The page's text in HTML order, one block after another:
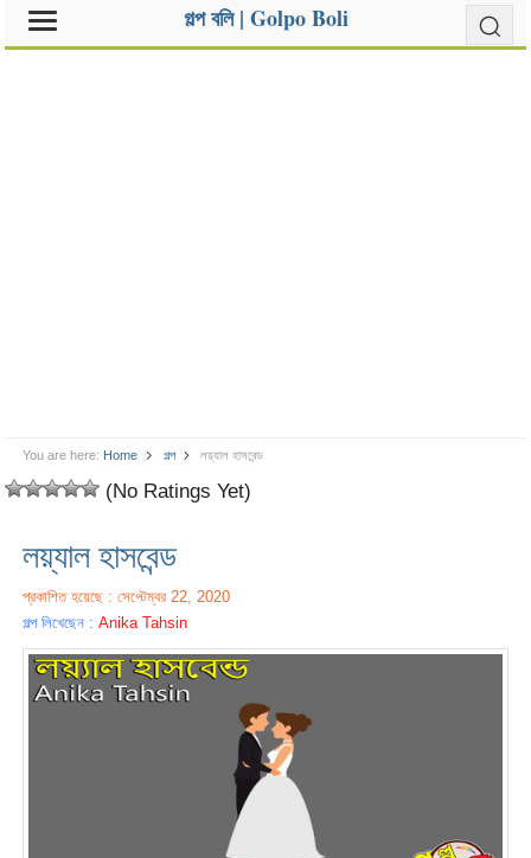
গল্প বলি | Golpo Boli
You are here: Home গল্প লয়্যাল হাসবেন্ড
(No Ratings Yet)
লয়্যাল হাসবেন্ড
প্রকাশিত হয়েছে : সেপ্টেম্বর 22, 2020
গল্প লিখেছেন :Anika Tahsin